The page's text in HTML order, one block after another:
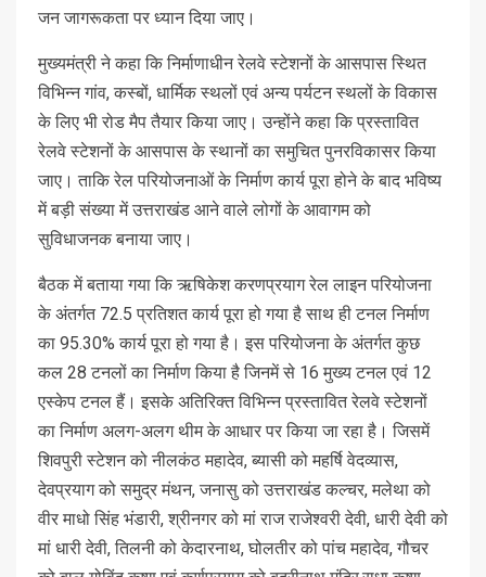
जन जागरूकता पर ध्यान दिया जाए।
मुख्यमंत्री ने कहा कि निर्माणाधीन रेलवे स्टेशनों के आसपास स्थित
विभिन्न गांव, कस्बों, धार्मिक स्थलों एवं अन्य पर्यटन स्थलों के विकास
के लिए भी रोड मैप तैयार किया जाए। उन्होंने कहा कि प्रस्तावित
रेलवे स्टेशनों के आसपास के स्थानों का समुचित पुनरविकासर किया
जाए। ताकि रेल परियोजनाओं के निर्माण कार्य पूरा होने के बाद भविष्य
में बड़ी संख्या में उत्तराखंड आने वाले लोगों के आवागम को
सुविधाजनक बनाया जाए।
बैठक में बताया गया कि ऋषिकेश करणप्रयाग रेल लाइन परियोजना
के अंतर्गत 72.5 प्रतिशत कार्य पूरा हो गया है साथ ही टनल निर्माण
का 95.30% कार्य पूरा हो गया है। इस परियोजना के अंतर्गत कुछ
कल 28 टनलों का निर्माण किया है जिनमें से 16 मुख्य टनल एवं 12
एस्केप टनल हैं। इसके अतिरिक्त विभिन्न प्रस्तावित रेलवे स्टेशनों
का निर्माण अलग-अलग थीम के आधार पर किया जा रहा है। जिसमें
शिवपुरी स्टेशन को नीलकंठ महादेव, ब्यासी को महर्षि वेदव्यास,
देवप्रयाग को समुद्र मंथन, जनासु को उत्तराखंड कल्चर, मलेथा को
वीर माधो सिंह भंडारी, श्रीनगर को मां राज राजेश्वरी देवी, धारी देवी को
मां धारी देवी, तिलनी को केदारनाथ, घोलतीर को पांच महादेव, गौचर